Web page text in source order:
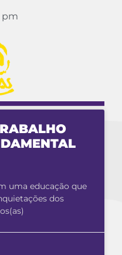
pm
uma educação que
dos